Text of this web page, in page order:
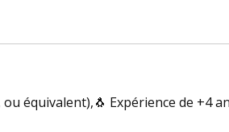
équivalent),🐧 Expérience de +4